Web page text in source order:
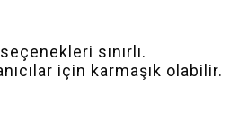
sınırlı.
için karmaşık olabilir.